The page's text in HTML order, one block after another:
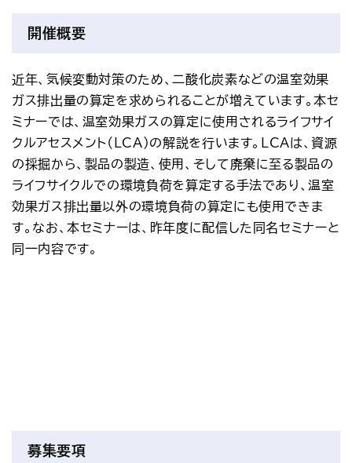
開催概要
近年、気候変動対策のため、二酸化炭素などの温室効果
ガス排出量の算定を求められることが増えています。本セ
ミナーでは、温室効果ガスの算定に使用されるライフサイ
クルアセスメント（LCA）の解説を行います。LCAは、資源
の採掘から、製品の製造、使用、そして廃棄に至る製品の
ライフサイクルでの環境負荷を算定する手法であり、温室
効果ガス排出量以外の環境負荷の算定にも使用できま
す。なお、本セミナーは、昨年度に配信した同名セミナーと
同一内容です。
募集要項